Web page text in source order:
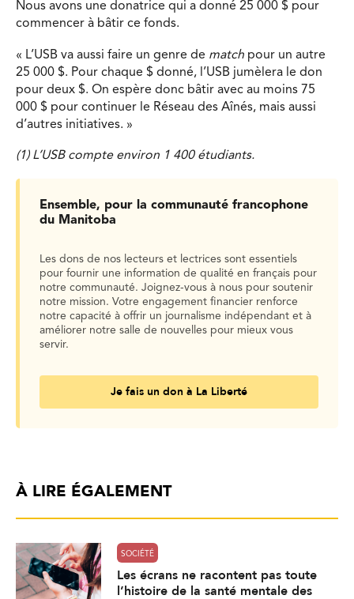
Nous avons une donatrice qui a donné 25 000 $ pour
commencer à bâtir ce fonds.
« L’USB va aussi faire un genre de match pour un autre
25 000 $. Pour chaque $ donné, l’USB jumèlera le don
pour deux $. On espère donc bâtir avec au moins 75
000 $ pour continuer le Réseau des Aînés, mais aussi
d’autres initiatives. »
(1) L’USB compte environ 1 400 étudiants.
Ensemble, pour la communauté francophone
du Manitoba
Les dons de nos lecteurs et lectrices sont essentiels
pour fournir une information de qualité en français pour
notre communauté. Joignez-vous à nous pour soutenir
notre mission. Votre engagement financier renforce
notre capacité à offrir un journalisme indépendant et à
améliorer notre salle de nouvelles pour mieux vous
servir.
Je fais un don à La Liberté
À LIRE ÉGALEMENT
SOCIÉTÉ
Les écrans ne racontent pas toute
l’histoire de la santé mentale des